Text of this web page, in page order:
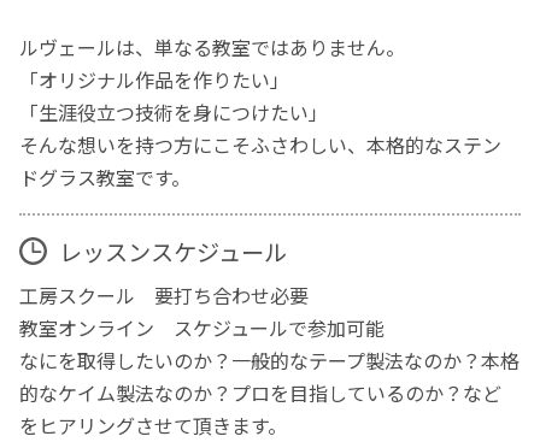
ルヴェールは、単なる教室ではありません。
「オリジナル作品を作りたい」
「生涯役立つ技術を身につけたい」
そんな想いを持つ方にこそふさわしい、本格的なステン
ドグラス教室です。
レッスンスケジュール
工房スクール 要打ち合わせ必要
教室オンライン スケジュールで参加可能
なにを取得したいのか？一般的なテープ製法なのか？本格
的なケイム製法なのか？プロを目指しているのか？など
をヒアリングさせて頂きます。